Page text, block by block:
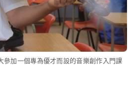
加一個專為優才而設的音樂創作入門課